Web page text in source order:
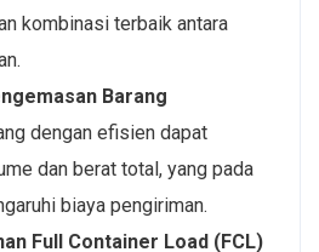
kombinasi terbaik antara
Barang
dengan efisien dapat
dan berat total, yang pada
biaya pengiriman.
Full Container Load (FCL)